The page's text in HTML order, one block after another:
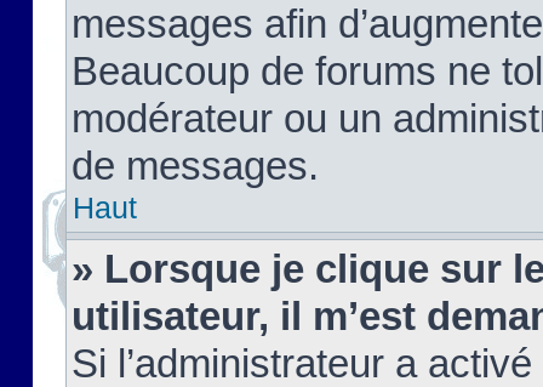
messages afin
Beaucoup de forums ne
modérateur ou un
de messages.
Haut
» Lorsque je clique sur
utilisateur, il m’est
Si l’administrateur a